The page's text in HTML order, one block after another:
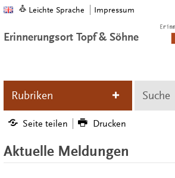
Leichte Sprache Impressum
Erinnerungsort Topf & Söhne
Rubriken Suche
Seite teilen Drucken
Aktuelle Meldungen